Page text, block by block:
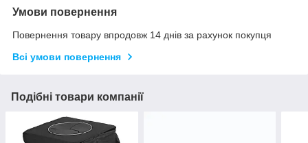
Умови повернення
Повернення товару впродовж 14 днів за рахунок покупця
Всі умови повернення
Подібні товари компанії